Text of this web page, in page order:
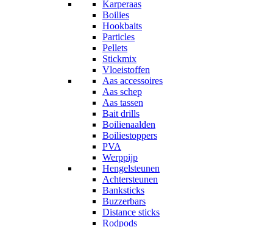
Karperaas
Boilies
Hookbaits
Particles
Pellets
Stickmix
Vloeistoffen
Aas accessoires
Aas schep
Aas tassen
Bait drills
Boilienaalden
Boiliestoppers
PVA
Werppijp
Hengelsteunen
Achtersteunen
Banksticks
Buzzerbars
Distance sticks
Rodpods